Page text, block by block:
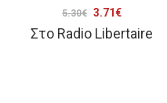
Στο Radio Libertaire
5.30€ Original
price
3.71€Η
τρέχουσα